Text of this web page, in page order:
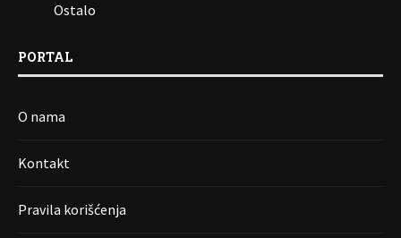
Ostalo
PORTAL
O nama
Kontakt
Pravila korišćenja